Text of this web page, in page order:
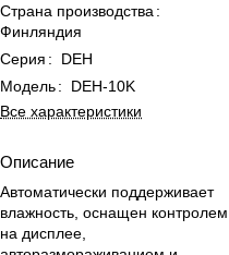
Страна производства :
Финляндия
Серия :
DEH
Модель:
DEH-10K
Все характеристики
Описание
Автоматически поддерживает
влажность, оснащен контролем
на дисплее,